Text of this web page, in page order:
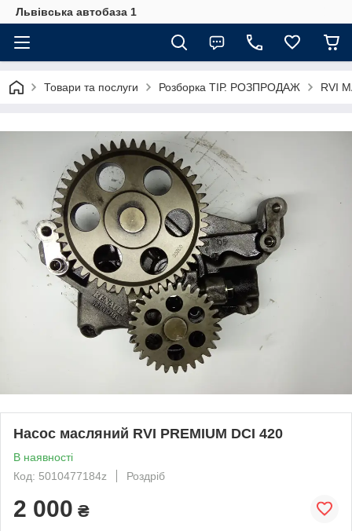
Львівська автобаза 1
Товари та послуги Розборка ТІР. РОЗПРОДАЖ RVI
Насос масляний RVI PREMIUM DCI 420
В наявності
Код: 5010477184z
Роздріб
2 000 ₴